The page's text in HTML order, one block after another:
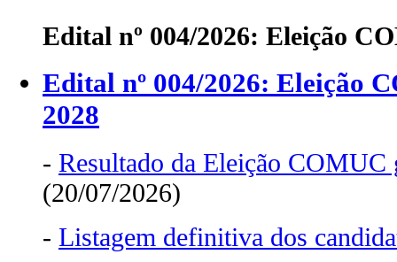
Edital nº 004/2026: Eleição
Edital nº 004/2026: Eleição
2028
- Resultado da Eleição COMUC
(20/07/2026)
- Listagem definitiva dos